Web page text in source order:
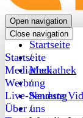
Open navigation
Close navigation
Startseite
Mediathek
Werbung
Live-Sendung
Über uns
Startseite
/
Mediathek
/
Neueste
/